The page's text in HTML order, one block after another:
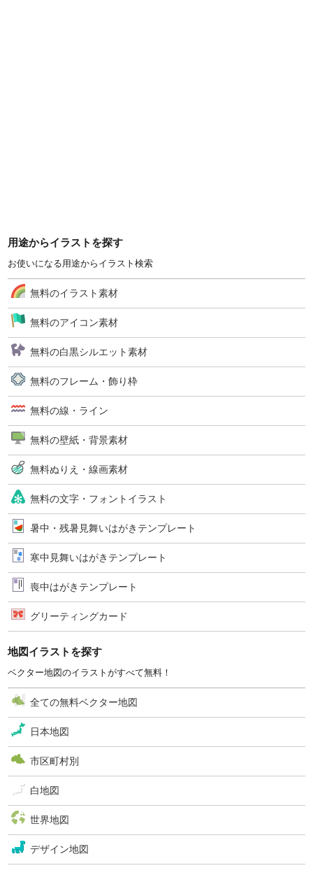
用途からイラストを探す
お使いになる用途からイラスト検索
無料のイラスト素材
無料のアイコン素材
無料の白黒シルエット素材
無料のフレーム・飾り枠
無料の線・ライン
無料の壁紙・背景素材
無料ぬりえ・線画素材
無料の文字・フォントイラスト
暑中・残暑見舞いはがきテンプレート
寒中見舞いはがきテンプレート
喪中はがきテンプレート
グリーティングカード
地図イラストを探す
ベクター地図のイラストがすべて無料！
全ての無料ベクター地図
日本地図
市区町村別
白地図
世界地図
デザイン地図